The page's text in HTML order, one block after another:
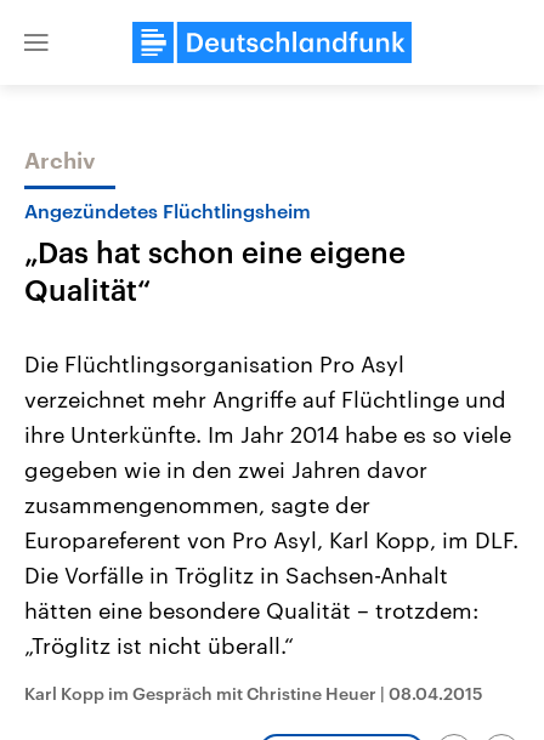
Close
Themen
Landtagswahl Sachsen-Anhalt
2026
Alle Informationen
Sachsen-Anhalt wählt am 6.
September 2026 einen neuen
Landtag. Seit 2021 wird das
Bundesland von einer Koalition aus
CDU, SPD und FDP regiert.-
Umfragen, Prognosen,
Wahlprogramme, aktuelle Berichte
und Hintergründe zu den Parteien
und Kandidaten der anstehenden
Wahl.
USA
Aktuelle Beiträge,
Hintergründe
Wirtschaftlich und
gehören die Vereinigten
den mächtigsten Ländern
mit großem Einfluss auf
aktuelle Weltgeschehen.
Sendungen Programm Podcasts
Archiv
Angezündetes Flüchtlingsheim
„Das hat schon eine eigene
Qualität“
Die Flüchtlingsorganisation Pro Asyl
verzeichnet mehr Angriffe auf Flüchtlinge und
ihre Unterkünfte. Im Jahr 2014 habe es so viele
gegeben wie in den zwei Jahren davor
zusammengenommen, sagte der
Europareferent von Pro Asyl, Karl Kopp, im DLF.
Die Vorfälle in Tröglitz in Sachsen-Anhalt
hätten eine besondere Qualität – trotzdem:
„Tröglitz ist nicht überall.“
Karl Kopp im Gespräch mit Christine Heuer | 08.04.2015